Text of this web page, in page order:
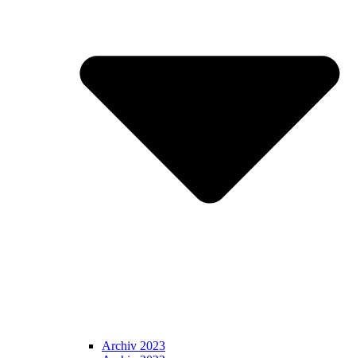
Archiv 2023